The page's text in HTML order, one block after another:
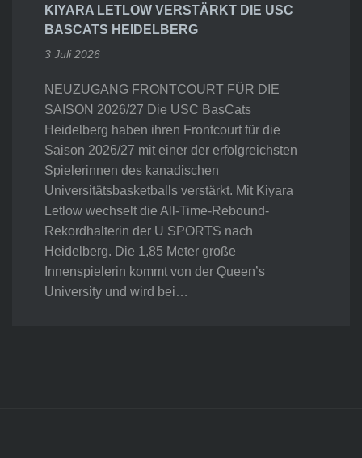
KIYARA LETLOW VERSTÄRKT DIE USC
BASCATS HEIDELBERG
3 Juli 2026
NEUZUGANG FRONTCOURT FÜR DIE
SAISON 2026/27 Die USC BasCats
Heidelberg haben ihren Frontcourt für die
Saison 2026/27 mit einer der erfolgreichsten
Spielerinnen des kanadischen
Universitätsbasketballs verstärkt. Mit Kiyara
Letlow wechselt die All-Time-Rebound-
Rekordhalterin der U SPORTS nach
Heidelberg. Die 1,85 Meter große
Innenspielerin kommt von der Queen’s
University und wird bei…